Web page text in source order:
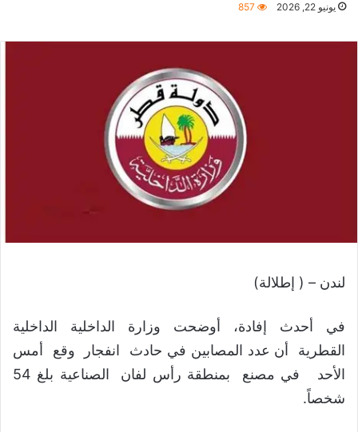
يونيو 22, 2026 857
لندن – ( إطلالة)
في أحدث إفادة، أوضحت وزارة الداخلية الداخلية
القطرية أن عدد المصابين في حادث انفجار وقع أمس
الأحد في مصنع بمنطقة رأس لفان الصناعية بلغ 54
شخصاً.